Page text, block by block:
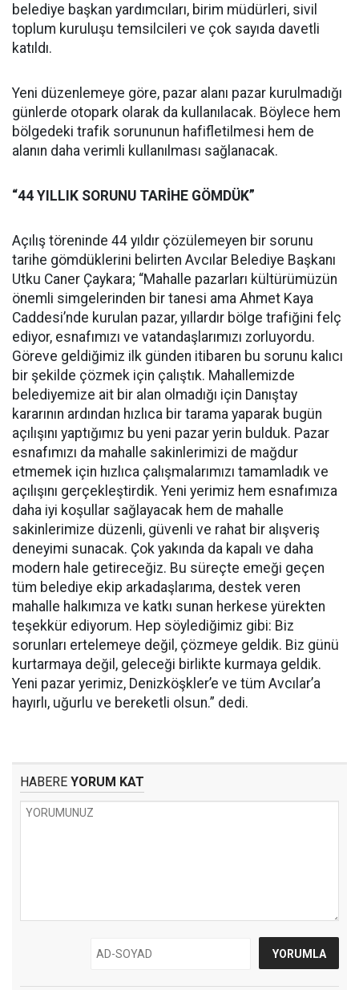
belediye başkan yardımcıları, birim müdürleri, sivil
toplum kuruluşu temsilcileri ve çok sayıda davetli
katıldı.
Yeni düzenlemeye göre, pazar alanı pazar kurulmadığı
günlerde otopark olarak da kullanılacak. Böylece hem
bölgedeki trafik sorununun hafifletilmesi hem de
alanın daha verimli kullanılması sağlanacak.
“44 YILLIK SORUNU TARİHE GÖMDÜK”
Açılış töreninde 44 yıldır çözülemeyen bir sorunu
tarihe gömdüklerini belirten Avcılar Belediye Başkanı
Utku Caner Çaykara; “Mahalle pazarları kültürümüzün
önemli simgelerinden bir tanesi ama Ahmet Kaya
Caddesi’nde kurulan pazar, yıllardır bölge trafiğini felç
ediyor, esnafımızı ve vatandaşlarımızı zorluyordu.
Göreve geldiğimiz ilk günden itibaren bu sorunu kalıcı
bir şekilde çözmek için çalıştık. Mahallemizde
belediyemize ait bir alan olmadığı için Danıştay
kararının ardından hızlıca bir tarama yaparak bugün
açılışını yaptığımız bu yeni pazar yerin bulduk. Pazar
esnafımızı da mahalle sakinlerimizi de mağdur
etmemek için hızlıca çalışmalarımızı tamamladık ve
açılışını gerçekleştirdik. Yeni yerimiz hem esnafımıza
daha iyi koşullar sağlayacak hem de mahalle
sakinlerimize düzenli, güvenli ve rahat bir alışveriş
deneyimi sunacak. Çok yakında da kapalı ve daha
modern hale getireceğiz. Bu süreçte emeği geçen
tüm belediye ekip arkadaşlarıma, destek veren
mahalle halkımıza ve katkı sunan herkese yürekten
teşekkür ediyorum. Hep söylediğimiz gibi: Biz
sorunları ertelemeye değil, çözmeye geldik. Biz günü
kurtarmaya değil, geleceği birlikte kurmaya geldik.
Yeni pazar yerimiz, Denizköşkler’e ve tüm Avcılar’a
hayırlı, uğurlu ve bereketli olsun.” dedi.
HABERE YORUM KAT